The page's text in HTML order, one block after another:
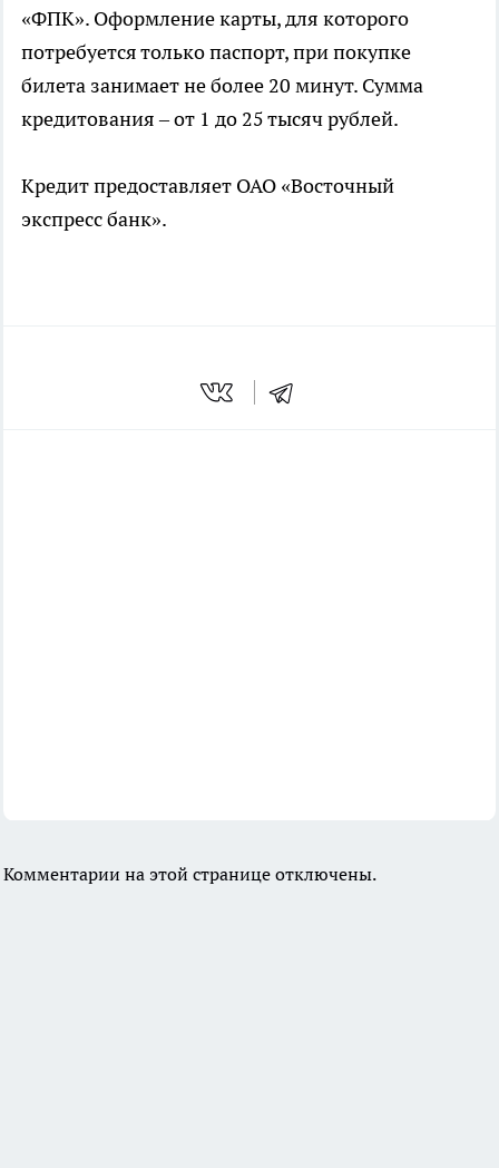
«ФПК». Оформление карты, для которого
потребуется только паспорт, при покупке
билета занимает не более 20 минут. Сумма
кредитования – от 1 до 25 тысяч рублей.
Кредит предоставляет ОАО «Восточный
экспресс банк».
Комментарии на этой странице отключены.